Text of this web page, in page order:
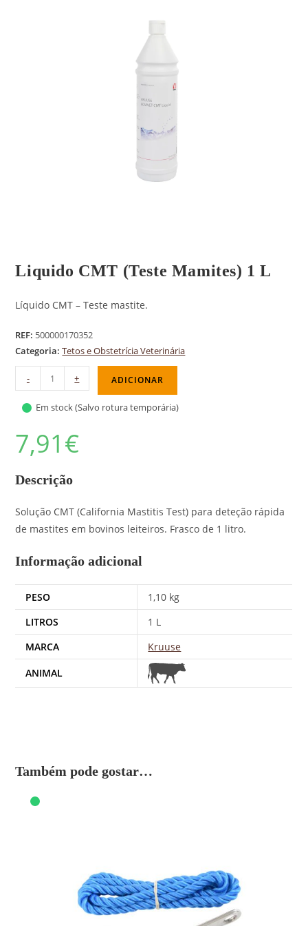
Liquido CMT (Teste Mamites) 1 L
Líquido CMT – Teste mastite.
REF: 500000170352
Categoria:Tetos e Obstetrícia Veterinária
- + ADICIONAR
Em stock (Salvo rotura temporária)
7,91€
Descrição
Solução CMT (California Mastitis Test) para deteção rápida
de mastites em bovinos leiteiros. Frasco de 1 litro.
Informação adicional
PESO
1,10 kg
LITROS
1 L
MARCA
Kruuse
ANIMAL
Também pode gostar…